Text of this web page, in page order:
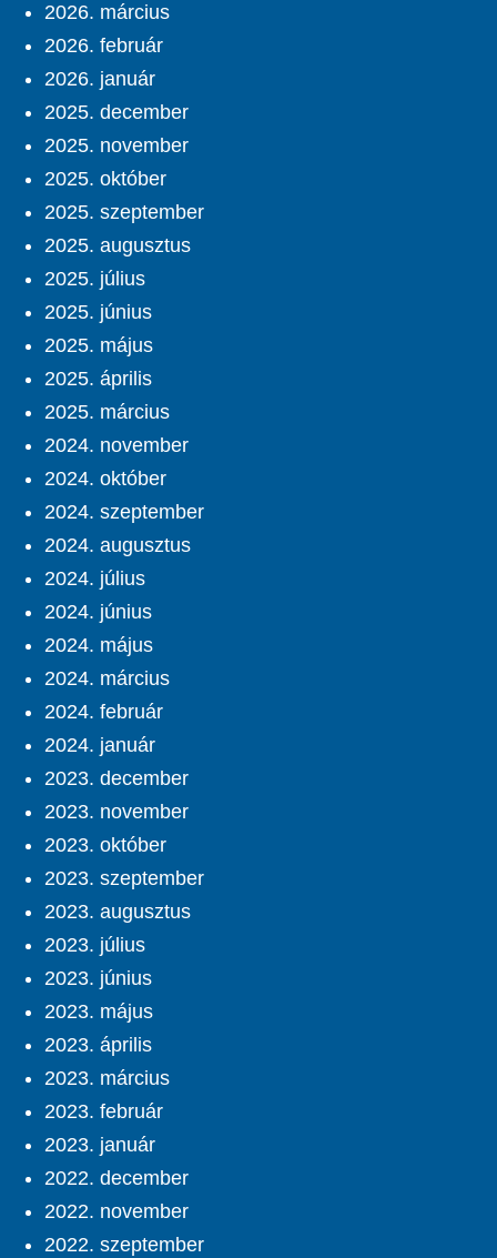
2026. március
2026. február
2026. január
2025. december
2025. november
2025. október
2025. szeptember
2025. augusztus
2025. július
2025. június
2025. május
2025. április
2025. március
2024. november
2024. október
2024. szeptember
2024. augusztus
2024. július
2024. június
2024. május
2024. március
2024. február
2024. január
2023. december
2023. november
2023. október
2023. szeptember
2023. augusztus
2023. július
2023. június
2023. május
2023. április
2023. március
2023. február
2023. január
2022. december
2022. november
2022. szeptember